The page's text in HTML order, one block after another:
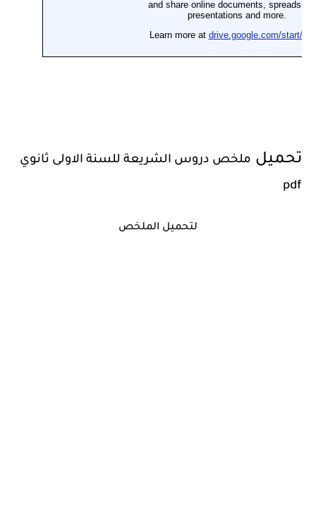
تحميل ملخص دروس الشريعة للسنة الاولى ثانوي
pdf
لتحميل الملخص